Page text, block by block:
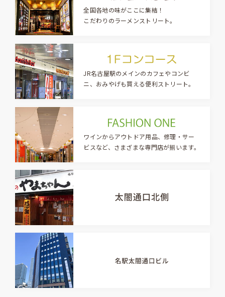
全国各地の味がここに集結！
こだわりのラーメンストリート。
JR名古屋駅のメインのカフェやコンビ
ニ、おみやげも買える便利ストリート。
ワインからアウトドア用品、修理・サー
ビスなど、さまざまな専門店が揃います。